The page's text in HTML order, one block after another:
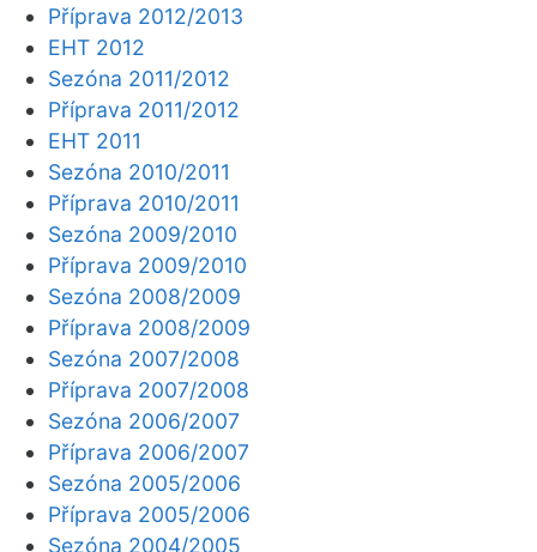
Příprava 2012/2013
EHT 2012
Sezóna 2011/2012
Příprava 2011/2012
EHT 2011
Sezóna 2010/2011
Příprava 2010/2011
Sezóna 2009/2010
Příprava 2009/2010
Sezóna 2008/2009
Příprava 2008/2009
Sezóna 2007/2008
Příprava 2007/2008
Sezóna 2006/2007
Příprava 2006/2007
Sezóna 2005/2006
Příprava 2005/2006
Sezóna 2004/2005